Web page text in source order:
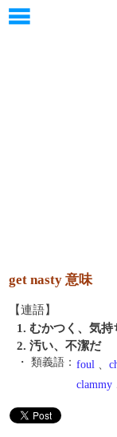
get nasty 意味
【連語】
1. むかつく、気持
2. 汚い、不潔だ
・ 類義語： foul 、
clammy